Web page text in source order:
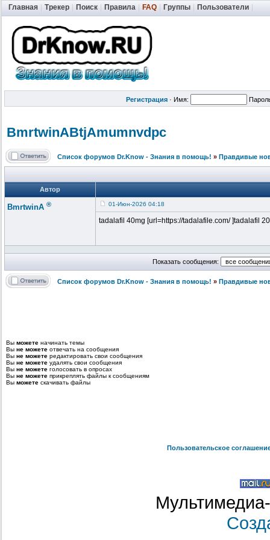
Главная Трекер Поиск Правила FAQ Группы Пользователи
Регистрация · Имя:
BmrtwinABtjAmumnvdpc
Список форумов Dr.Know - Знания в помощь! » Правдивые
Автор
BmrtwinA ® 01-Июн-2026 04:18
tadalafil 40mg [url=https://tadalafile.com/ ]tadalafil
Показать сообщения:
Список форумов Dr.Know - Знания в помощь! » Правдивые
Вы можете начинать темы
Вы не можете отвечать на сообщения
Вы не можете редактировать свои сообщения
Вы не можете удалять свои сообщения
Вы не можете голосовать в опросах
Вы не можете прикреплять файлы к сообщениям
Вы можете скачивать файлы
Пользовательское